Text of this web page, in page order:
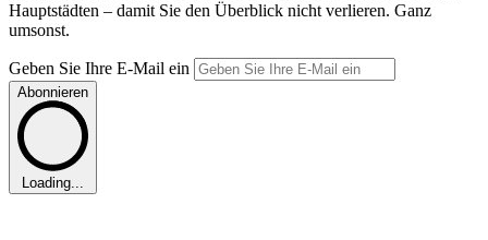
Hauptstädten – damit Sie den Überblick nicht verlieren. Ganz
umsonst.
Geben Sie Ihre E-Mail ein
Abonnieren
Loading...